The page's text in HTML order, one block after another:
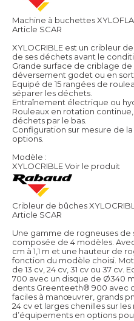
Machine à buchettes
Article SCAR
XYLOCRIBLE est un cribleur
de ses déchets avant le
Grande surface de criblage
déversement godet ou en
Equipé de 15 rangées de
séparer les déchets.
Entraînement électrique ou
Rouleaux en rotation
déchets par le bas.
Configuration sur mesure de
options.
Modèle :
XYLOCRIBLEVoir le produit
Cribleur de bûches
Article SCAR
Une gamme de rogneuses de
composée de 4 modèles.
cm à 1,1 m et une hauteur de
fonction du modèle choisi.
de 13 cv, 24 cv, 31 cv ou 37
700 avec un disque de Ø340
dents Greenteeth® 900 avec
faciles à manœuvrer, grands
24 cv et larges chenilles sur
d’équipements en options